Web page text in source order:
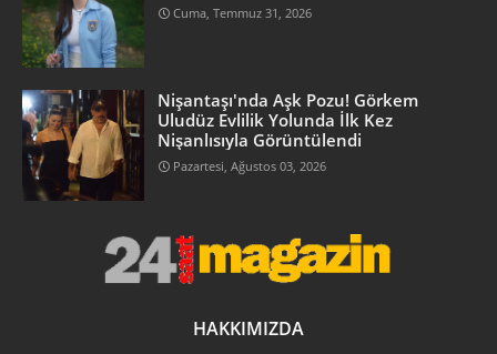
Cuma, Temmuz 31, 2026
Nişantaşı'nda Aşk Pozu! Görkem
Uludüz Evlilik Yolunda İlk Kez
Nişanlısıyla Görüntülendi
Pazartesi, Ağustos 03, 2026
HAKKIMIZDA